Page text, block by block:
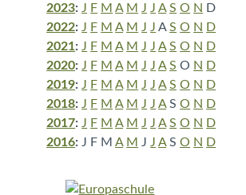
2023: J F M A M J J A S O N D
2022: J F M A M J J A S O N D
2021: J F M A M J J A S O N D
2020: J F M A M J J A S O N D
2019: J F M A M J J A S O N D
2018: J F M A M J J A S O N D
2017: J F M A M J J A S O N D
2016: J F M A M J J A S O N D